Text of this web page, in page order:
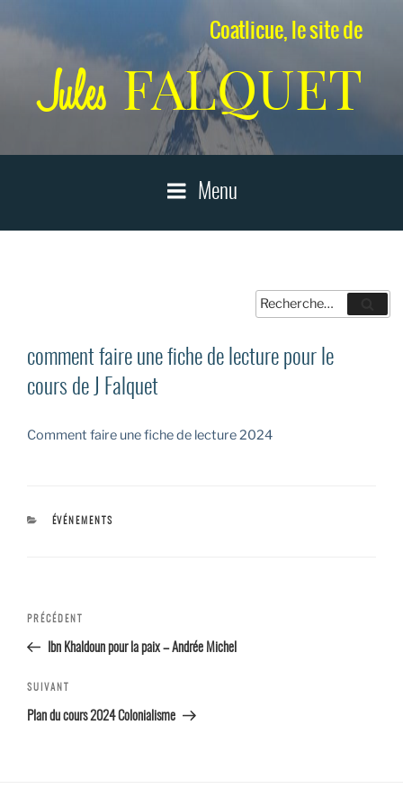
Coatlicue, le site de
Jules FALQUET
Menu
Recherche
pour
comment faire une fiche de lecture pour le
cours de J Falquet
Comment faire une fiche de lecture 2024
CATÉGORIES
ÉVÉNEMENTS
Navigation
de l’article
Article
précédent
PRÉCÉDENT
Ibn Khaldoun pour la paix – Andrée Michel
Article
suivant
SUIVANT
Plan du cours 2024 Colonialisme